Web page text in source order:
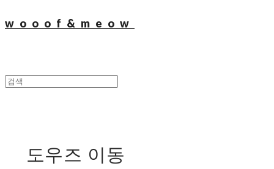
wooof&meow
도우즈 이동